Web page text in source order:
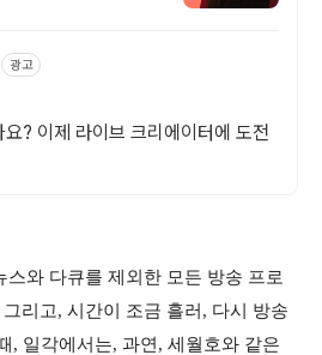
광고
? 이제 라이브 크리에이터에 도전
와 다큐를 제외한 모든 방송 프로
리고, 시간이 조금 흘러, 다시 방송
, 일각에서는, 과연, 세월호와 같은